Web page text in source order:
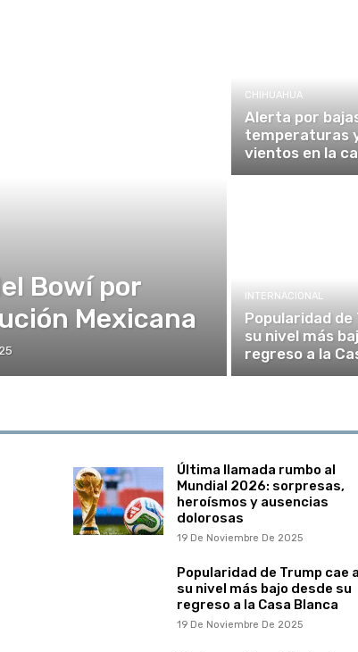
Bowí por
Mexicana
CHIHUAHUA
Alerta por
temperaturas
vientos en la
INTERNACIONAL
Popularidad
su nivel más
regreso a la
Última llamada rumbo al
Mundial 2026: sorpresas,
heroísmos y ausencias
dolorosas
19 De Noviembre De 2025
Popularidad de Trump cae a
su nivel más bajo desde su
regreso a la Casa Blanca
19 De Noviembre De 2025